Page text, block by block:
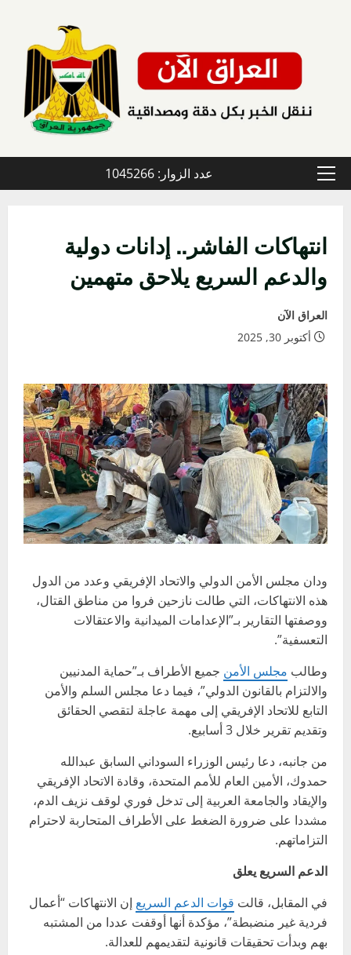
القائمة
عدد الزوار: 1045266
انتهاكات الفاشر.. إدانات دولية
والدعم السريع يلاحق متهمين
العراق الآن
أكتوبر 30, 2025
ودان مجلس الأمن الدولي والاتحاد الإفريقي وعدد من الدول
هذه الانتهاكات، التي طالت نازحين فروا من مناطق القتال،
ووصفتها التقارير بـ”الإعدامات الميدانية والاعتقالات
التعسفية”.
وطالب مجلس الأمن جميع الأطراف بـ”حماية المدنيين
والالتزام بالقانون الدولي”، فيما دعا مجلس السلم والأمن
التابع للاتحاد الإفريقي إلى مهمة عاجلة لتقصي الحقائق
وتقديم تقرير خلال 3 أسابيع.
من جانبه، دعا رئيس الوزراء السوداني السابق عبدالله
حمدوك، الأمين العام للأمم المتحدة، وقادة الاتحاد الإفريقي
والإيقاد والجامعة العربية إلى تدخل فوري لوقف نزيف الدم،
مشددا على ضرورة الضغط على الأطراف المتحاربة لاحترام
التزاماتهم.
الدعم السريع يعلق
في المقابل، قالت قوات الدعم السريع إن الانتهاكات “أعمال
فردية غير منضبطة”، مؤكدة أنها أوقفت عددا من المشتبه
بهم وبدأت تحقيقات قانونية لتقديمهم للعدالة.